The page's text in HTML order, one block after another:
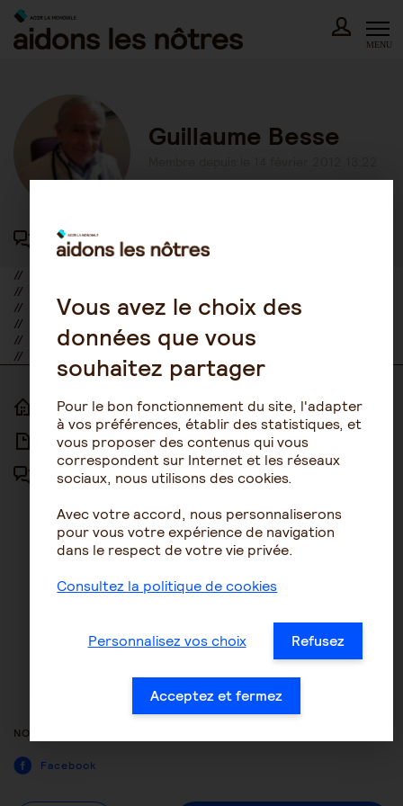
Skip
content
MENU
Guillaume Besse
44 participations au forum
//
//
//
//
//
//
ACCUEIL
ARTICLES
FORUM
ACCESSIBILITÉ
NOUS CONTACTER
MENTIONS LÉGALES
PLAN DU SITE
CONDITIONS GÉNÉRALES
GESTION DES COOKIES
ACCESSIBILITÉ : NON
CONFORME
NOUS SUIVRE
Facebook
Vous avez le choix des
données que vous
souhaitez partager
Pour le bon fonctionnement du site, l'adapter
à vos préférences, établir des statistiques, et
vous proposer des contenus qui vous
correspondent sur Internet et les réseaux
sociaux, nous utilisons des cookies.
Avec votre accord, nous personnaliserons
pour vous votre expérience de navigation
dans le respect de votre vie privée.
Consultez la politique de cookies
Personnalisez vos choix Refusez
Acceptez et fermez